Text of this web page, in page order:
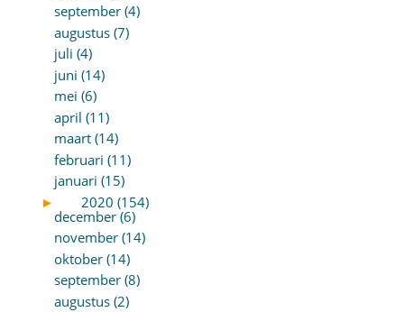
september (4)
augustus (7)
juli (4)
juni (14)
mei (6)
april (11)
maart (14)
februari (11)
januari (15)
►
2020 (154)
december (6)
november (14)
oktober (14)
september (8)
augustus (2)